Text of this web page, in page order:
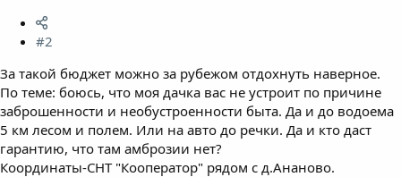
#2
За такой бюджет можно за рубежом отдохнуть наверное.
По теме: боюсь, что моя дачка вас не устроит по причине
заброшенности и необустроенности быта. Да и до водоема
5 км лесом и полем. Или на авто до речки. Да и кто даст
гарантию, что там амброзии нет?
Координаты-СНТ "Кооператор" рядом с д.Ананово.